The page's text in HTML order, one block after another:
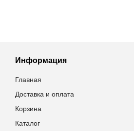
Информация
Главная
Доставка и оплата
Корзина
Каталог